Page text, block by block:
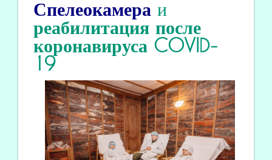
Спелеокамера и
реабилитацияпосле
коронавируса COVID-
19